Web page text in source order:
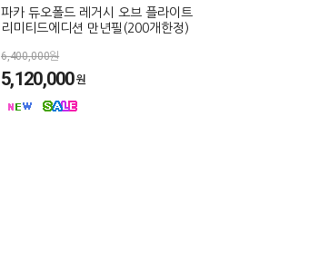
파카 듀오폴드 레거시 오브 플라이트
리미티드에디션 만년필(200개한정)
6,400,000원
5,120,000원